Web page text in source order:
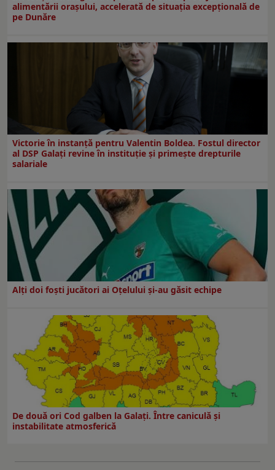
alimentării orașului, accelerată de situația excepțională de
pe Dunăre
Victorie în instanță pentru Valentin Boldea. Fostul director
al DSP Galați revine în instituție și primește drepturile
salariale
Alți doi foști jucători ai Oțelului și-au găsit echipe
De două ori Cod galben la Galaţi. Între caniculă şi
instabilitate atmosferică